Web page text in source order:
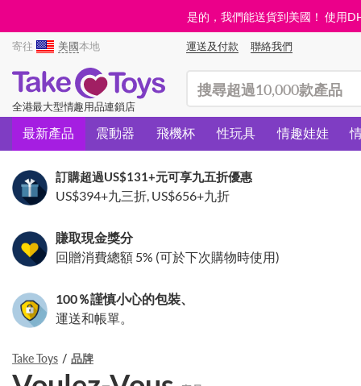
是的，我們能送貨到美國！ 使用
寄往 美國本地 運送及付款 聯絡我們
全港最大型情趣用品連鎖店
最新產品 震動器 飛機杯 性玩具 情趣娃娃
訂購超過US$131+元可享九五折優惠
US$394+九三折, US$656+九折
賺取現金獎分
回贈消費總額 5% (可於下次購物時使用)
100％謹慎小心的包裝、
運送和帳單。
Take Toys 品牌